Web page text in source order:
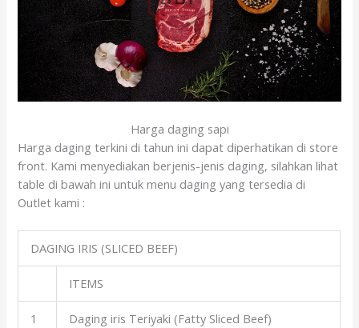
Harga daging sapi
Harga daging terkini di tahun ini dapat diperhatikan di store
front. Kami menyediakan berjenis-jenis daging, silahkan lihat
table di bawah ini untuk menu daging yang tersedia di
Outlet kami :
DAGING IRIS (SLICED BEEF)
ITEMS
1 Daging iris Teriyaki (Fatty Sliced Beef)